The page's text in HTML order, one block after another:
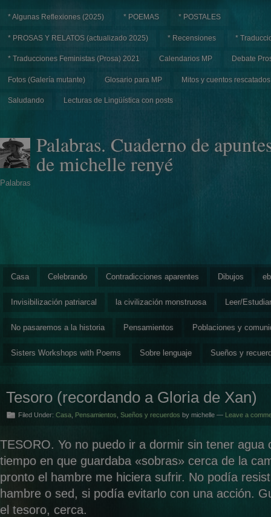
* Algunas Reflexiones (2025) * POEMAS * POSTALES
* PROSAS Y RELATOS (actualizado 2025) * Recensiones *
* Traducciones Feministas (Prosa) 2021 Calendarios MP Debate
Fotos (Galería mutante) Glosario para MP Mitos y cuentos rescatados
Saludando Lecturas de Lingüística con posts
Palabras. Cuaderno de
de michelle renyé
Palabras
Casa Celebrando Contradicciones aparentes Dibujos
Invisibilización patriarcal la civilización monstruosa Leer/Estudiar
No pasaremos a la historia Pensamientos Poblaciones y
Sisters Workshops with Poems Sobre lenguaje Sueños y
Tesoro (recordando a Gloria de Xan)
Filed Under: Casa Pensamientos Sueños y recuerdos by michelle — Leave a
TESORO. Yo no puedo ir a dormir sin tener agua
tiempo en que guardaba «sobras» cerca de la
pronto el hambre me hiciera sufrir. No podía
hambre o sed, si podía evitarlo con una acción.
el tesoro, cerca.